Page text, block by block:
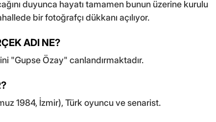
duyunca hayatı tamamen bunun üzerine kurulu
bir fotoğrafçı dükkanı açılıyor.
ADI NE?
"Gupse Özay" canlandırmaktadır.
1984, İzmir), Türk oyuncu ve senarist.